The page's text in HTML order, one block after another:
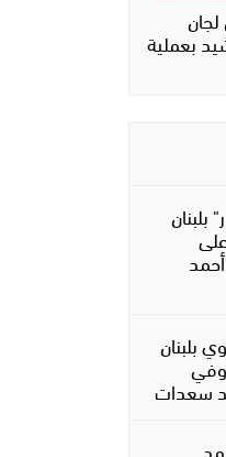
بعملية
بلبنان
وفي
سعدات